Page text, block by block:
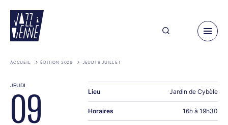
contenu
principal
ACCUEIL ÉDITION 2026 JEUDI 9 JUILLET
JEUDI
09 Lieu Jardin de Cybèle
Horaires 16h à 19h30